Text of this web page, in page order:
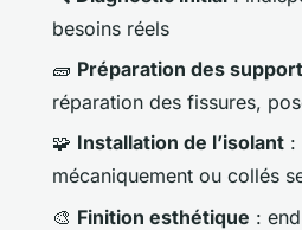
besoins réels
🧱 Préparation des
réparation des fissures,
🧩 Installation de l’isolant :
mécaniquement ou collés
🎨 Finition esthétique :